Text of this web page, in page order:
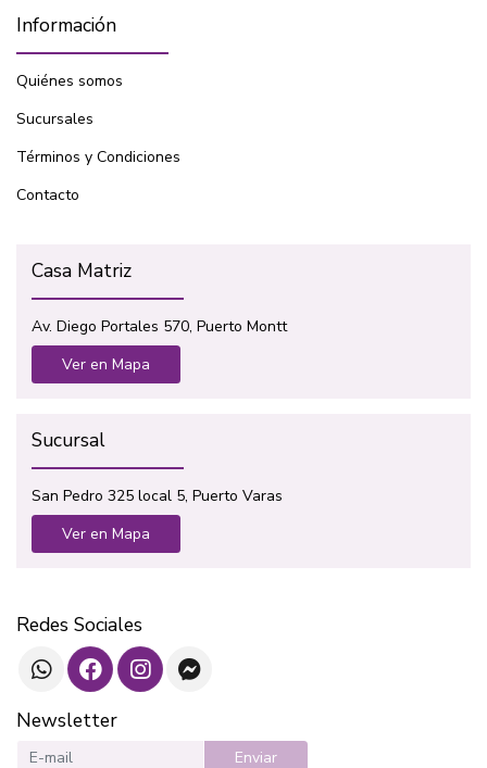
Información
Quiénes somos
Sucursales
Términos y Condiciones
Contacto
Casa Matriz
Av. Diego Portales 570, Puerto Montt
Ver en Mapa
Sucursal
San Pedro 325 local 5, Puerto Varas
Ver en Mapa
Redes Sociales
Newsletter
Enviar